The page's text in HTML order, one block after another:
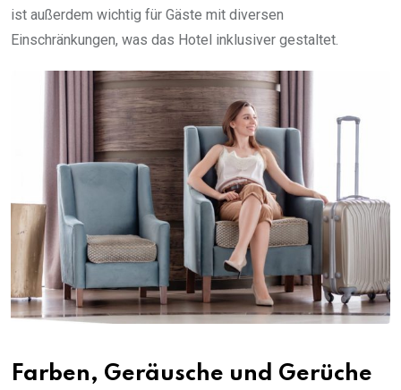
ist außerdem wichtig für Gäste mit diversen
Einschränkungen, was das Hotel inklusiver gestaltet.
Farben, Geräusche und Gerüche